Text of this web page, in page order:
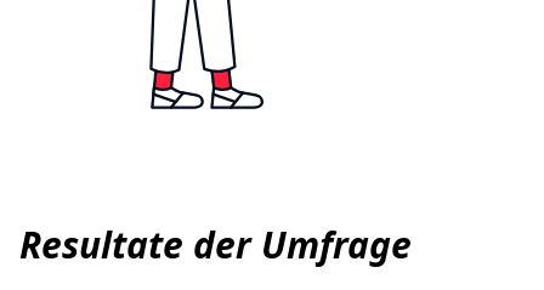
Resultate der Umfrage